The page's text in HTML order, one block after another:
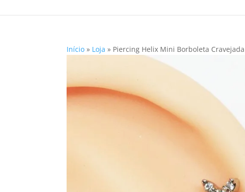
Início » Loja » Piercing Helix Mini Borboleta